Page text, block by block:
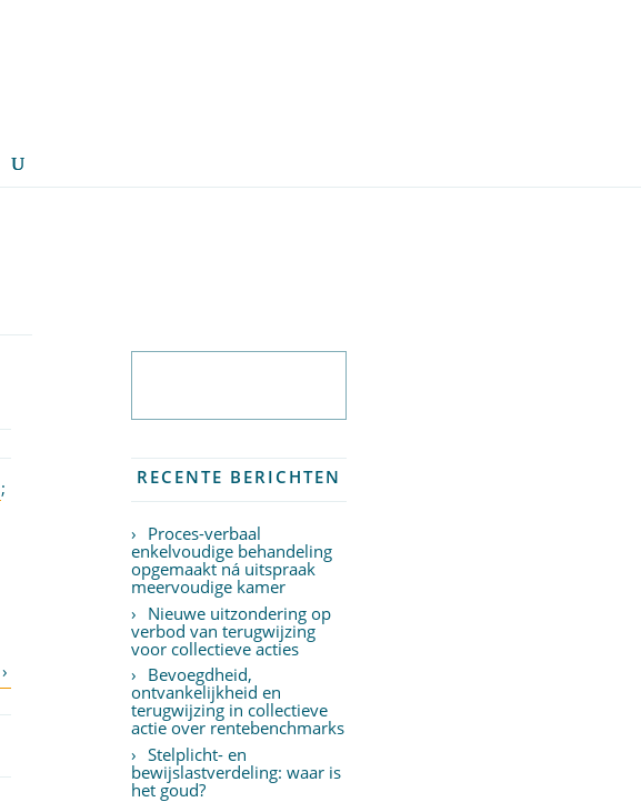
;
RECENTE BERICHTEN
Proces-verbaal
enkelvoudige behandeling
opgemaakt ná uitspraak
meervoudige kamer
Nieuwe uitzondering op
verbod van terugwijzing
voor collectieve acties
Bevoegdheid,
ontvankelijkheid en
terugwijzing in collectieve
actie over rentebenchmarks
Stelplicht- en
bewijslastverdeling: waar is
het goud?